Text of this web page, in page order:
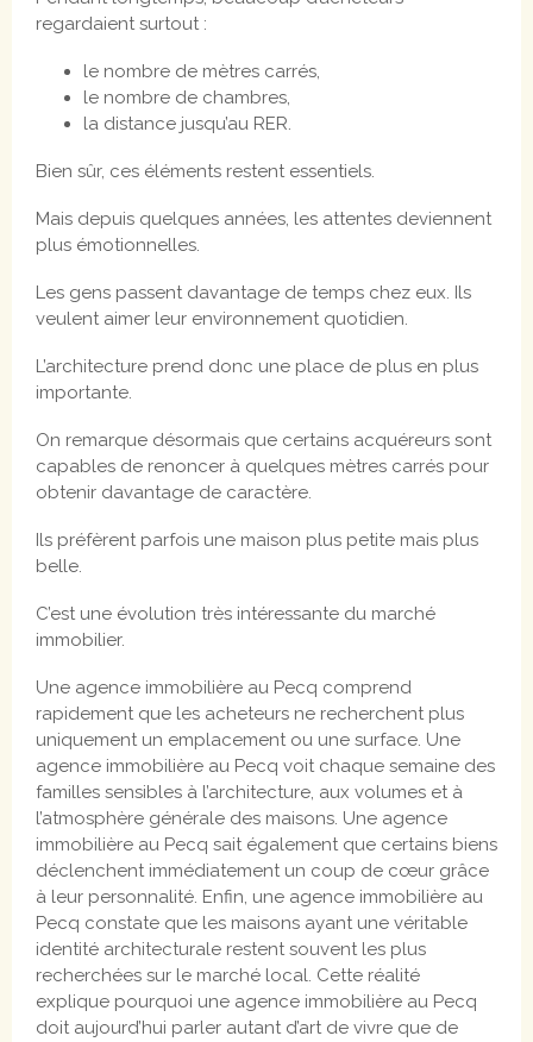
regardaient surtout :
le nombre de mètres carrés,
le nombre de chambres,
la distance jusqu’au RER.
Bien sûr, ces éléments restent essentiels.
Mais depuis quelques années, les attentes deviennent
plus émotionnelles.
Les gens passent davantage de temps chez eux. Ils
veulent aimer leur environnement quotidien.
L’architecture prend donc une place de plus en plus
importante.
On remarque désormais que certains acquéreurs sont
capables de renoncer à quelques mètres carrés pour
obtenir davantage de caractère.
Ils préfèrent parfois une maison plus petite mais plus
belle.
C’est une évolution très intéressante du marché
immobilier.
Une agence immobilière au Pecq comprend
rapidement que les acheteurs ne recherchent plus
uniquement un emplacement ou une surface. Une
agence immobilière au Pecq voit chaque semaine des
familles sensibles à l’architecture, aux volumes et à
l’atmosphère générale des maisons. Une agence
immobilière au Pecq sait également que certains biens
déclenchent immédiatement un coup de cœur grâce
à leur personnalité. Enfin, une agence immobilière au
Pecq constate que les maisons ayant une véritable
identité architecturale restent souvent les plus
recherchées sur le marché local. Cette réalité
explique pourquoi une agence immobilière au Pecq
doit aujourd’hui parler autant d’art de vivre que de